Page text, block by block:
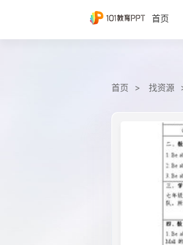
首页
首页 找资源